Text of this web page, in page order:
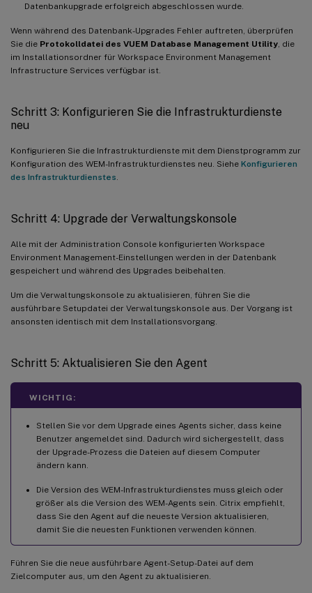
Datenbankupgrade erfolgreich abgeschlossen wurde.
Wenn während des Datenbank-Upgrades Fehler auftreten, überprüfen
Sie die Protokolldatei des VUEM Database Management Utility , die
im Installationsordner für Workspace Environment Management
Infrastructure Services verfügbar ist.
Schritt 3: Konfigurieren Sie die Infrastrukturdienste
neu
Konfigurieren Sie die Infrastrukturdienste mit dem Dienstprogramm zur
Konfiguration des WEM-Infrastrukturdienstes neu. Siehe Konfigurieren
des Infrastrukturdienstes
Schritt 4: Upgrade der Verwaltungskonsole
Alle mit der Administration Console konfigurierten Workspace
Environment Management-Einstellungen werden in der Datenbank
gespeichert und während des Upgrades beibehalten.
Um die Verwaltungskonsole zu aktualisieren, führen Sie die
ausführbare Setupdatei der Verwaltungskonsole aus. Der Vorgang ist
ansonsten identisch mit dem Installationsvorgang.
Schritt 5: Aktualisieren Sie den Agent
WICHTIG:
Stellen Sie vor dem Upgrade eines Agents sicher, dass keine
Benutzer angemeldet sind. Dadurch wird sichergestellt, dass
der Upgrade-Prozess die Dateien auf diesem Computer
ändern kann.
Die Version des WEM-Infrastrukturdienstes muss gleich oder
größer als die Version des WEM-Agents sein. Citrix empfiehlt,
dass Sie den Agent auf die neueste Version aktualisieren,
damit Sie die neuesten Funktionen verwenden können.
Führen Sie die neue ausführbare Agent-Setup-Datei auf dem
Zielcomputer aus, um den Agent zu aktualisieren.